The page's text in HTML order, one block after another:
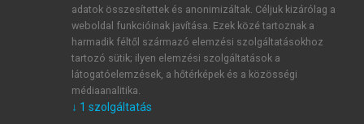
E-MAIL-CÍM
adatok összesítettek és anonimizáltak. Céljuk kizárólag a
weboldal funkcióinak javítása. Ezek közé tartoznak a
harmadik féltől származó elemzési szolgáltatásokhoz
tartozó sütik; ilyen elemzési szolgáltatások a
látogatóelemzések, a hőtérképek és a közösségi
médiaanalitika.
↓ 1 szolgáltatás